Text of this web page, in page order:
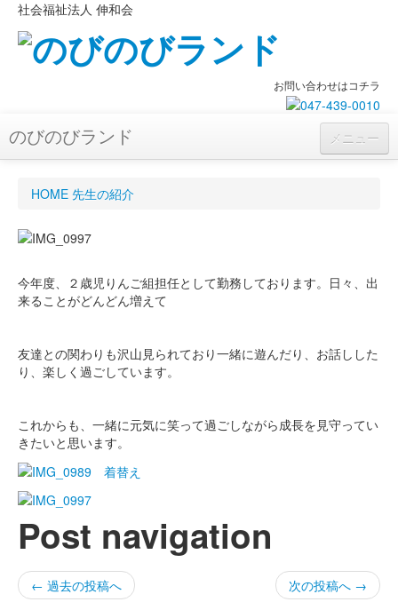
社会福祉法人 伸和会
お問い合わせはコチラ
のびのびランド
社会福祉法人 伸和会 メニュー
のびのびランド
ポカポカクラブ
採用について
アクセス
HOME 先生の紹介
今年度、２歳児りんご組担任として勤務しております。日々、出
来ることがどんどん増えて
友達との関わりも沢山見られており一緒に遊んだり、お話しした
り、楽しく過ごしています。
これからも、一緒に元気に笑って過ごしながら成長を見守ってい
きたいと思います。
Post navigation
← 過去の投稿へ 次の投稿へ →